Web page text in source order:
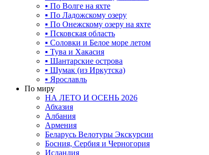
▪ По Волге на яхте
▪ По Ладожскому озеру
▪ По Онежскому озеру на яхте
▪ Псковская область
▪ Соловки и Белое море летом
▪ Тува и Хакасия
▪ Шантарские острова
▪ Шумак (из Иркутска)
▪ Ярославль
По миру
НА ЛЕТО И ОСЕНЬ 2026
Абхазия
Албания
Армения
Беларусь Велотуры Экскурсии
Босния, Сербия и Черногория
Исландия